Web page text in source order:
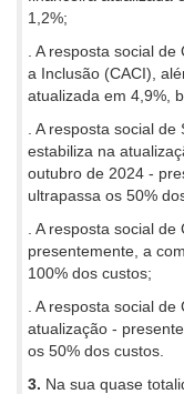
1,2%;
. A resposta social
a Inclusão (CACI),
atualizada em 4,9%,
. A resposta social
estabiliza na
outubro de 2024 -
ultrapassa os 50%
. A resposta social de
presentemente, a
100% dos custos;
. A resposta social
atualização -
os 50% dos custos.
3. Na sua quase